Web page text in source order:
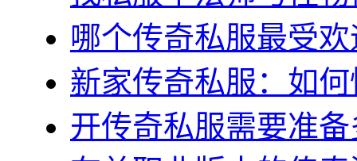
哪个传奇私服最受
新家传奇私服：如
开传奇私服需要准